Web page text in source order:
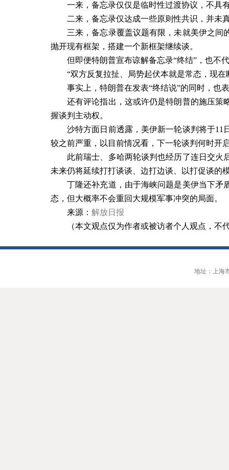
一来，备忘录仅仅是临时性过渡协议，不具
二来，备忘录仅达成一些原则性共识，并未
三来，备忘录覆盖议题有限，未就美伊之间
抛开现有框架，搭建一个新框架继续谈。
但即便特朗普宣布谅解备忘录“终结”，也不
“双方反复拉扯、局势起伏本就是常态，现
事实上，特朗普在发表“终结说”的同时，也
还有评论指出，这或许仍是特朗普的施压策
握谈判主动权。
沙特方面日前透露，美伊新一轮谈判将于11
较之前严重，以目前情况看，下一轮谈判何时开
此前瑞士、多哈两轮谈判也经历了连日交火
未来仍将延续打打谈谈、边打边谈、以打促谈的
丁隆还补充道，由于海峡问题是美伊当下矛
态，但大概率不会重回大规模军事冲突的局面。
来源： 解放日报
（本文观点仅为作者或被访者个人观点，不
地址：上海